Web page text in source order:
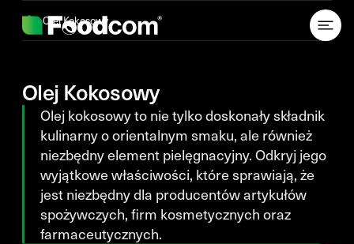
Olej Kokosowy
Olej Kokosowy
Olej kokosowy to nie tylko doskonały składnik
kulinarny o orientalnym smaku, ale również
niezbędny element pielęgnacyjny. Odkryj jego
wyjątkowe właściwości, które sprawiają, że
jest niezbędny dla producentów artykułów
spożywczych, firm kosmetycznych oraz
farmaceutycznych.